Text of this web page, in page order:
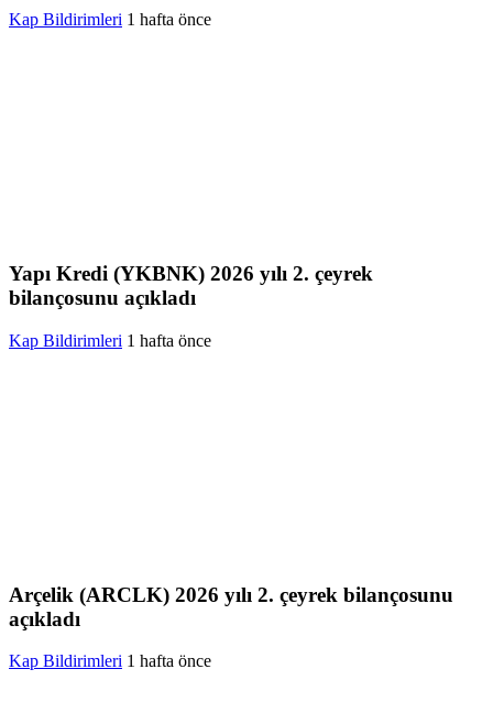
Kap Bildirimleri 1 hafta önce
Yapı Kredi (YKBNK) 2026 yılı 2. çeyrek
bilançosunu açıkladı
Kap Bildirimleri 1 hafta önce
Arçelik (ARCLK) 2026 yılı 2. çeyrek bilançosunu
açıkladı
Kap Bildirimleri 1 hafta önce